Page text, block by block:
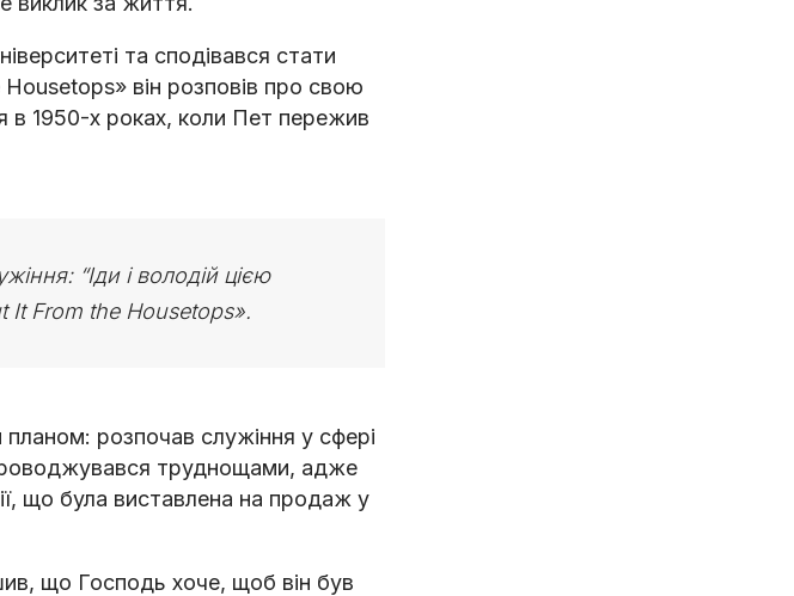
та сподівався стати
він розповів про свою
1950-х роках, коли Пет пережив
“Іди і володій цією
It From the Housetops».
розпочав служіння у сфері
труднощами, адже
що була виставлена на продаж у
що Господь хоче, щоб він був